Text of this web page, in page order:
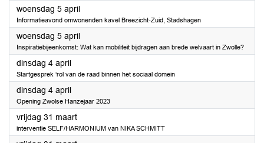
woensdag 5 april2023
Informatieavond omwonenden kavel Breezicht-Zuid, Stadshagen
woensdag 5 april2023
Inspiratiebijeenkomst: Wat kan mobiliteit bijdragen aan brede welvaart in Zwolle?
dinsdag 4 april2023
Startgesprek ‘rol van de raad binnen het sociaal domein
dinsdag 4 april2023
Opening Zwolse Hanzejaar 2023
vrijdag 31 maart2023
interventie SELF/HARMONIUM van NIKA SCHMITT